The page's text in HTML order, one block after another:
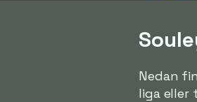
Nedan
liga eller